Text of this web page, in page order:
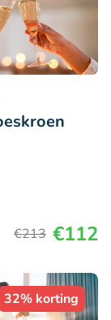
€213 €112
32% korting